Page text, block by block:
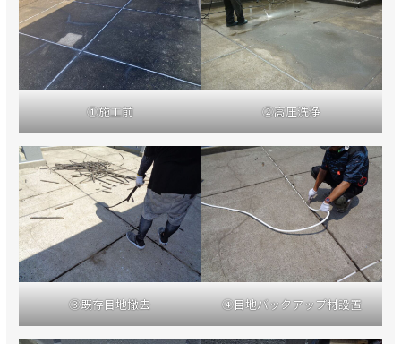
①施工前 ②高圧洗浄
③既存目地撤去 ④目地バックアップ材設置